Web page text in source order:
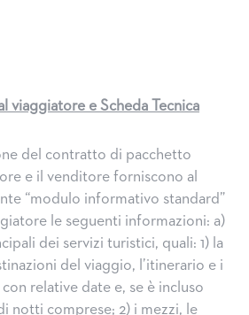
viaggiatore e Scheda Tecnica
del contratto di pacchetto
e il venditore forniscono al
“modulo informativo standard”
le seguenti informazioni: a)
dei servizi turistici, quali: 1) la
del viaggio, l’itinerario e i
relative date e, se è incluso
notti comprese; 2) i mezzi, le